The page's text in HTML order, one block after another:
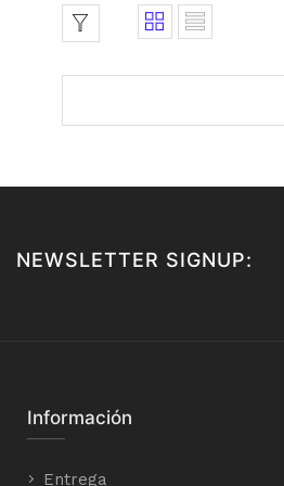
NEWSLETTER SIGNUP:
Información
Entrega